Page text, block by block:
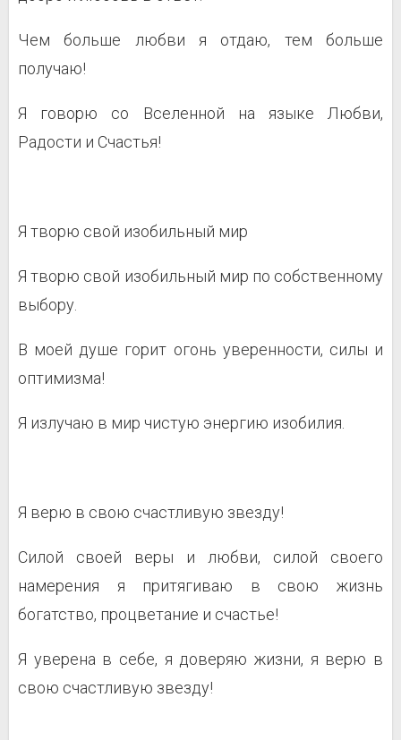
Чем больше любви я отдаю, тем больше
получаю!
Я говорю со Вселенной на языке Любви,
Радости и Счастья!
Я творю свой изобильный мир
Я творю свой изобильный мир по собственному
выбору.
В моей душе горит огонь уверенности, силы и
оптимизма!
Я излучаю в мир чистую энергию изобилия.
Я верю в свою счастливую звезду!
Силой своей веры и любви, силой своего
намерения я притягиваю в свою жизнь
богатство, процветание и счастье!
Я уверена в себе, я доверяю жизни, я верю в
свою счастливую звезду!